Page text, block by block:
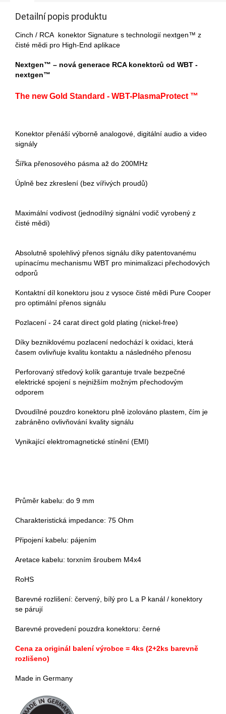
Detailní popis produktu
Cinch / RCA konektor Signature s technologií nextgen™ z
čisté mědi pro High-End aplikace
Nextgen™ – nová generace RCA konektorů od WBT -
nextgen™
The new Gold Standard - WBT-PlasmaProtect ™
Konektor přenáší výborně analogové, digitální audio a video
signály
Šířka přenosového pásma až do 200MHz
Úplně bez zkreslení (bez vířivých proudů)
Maximální vodivost (jednodílný signální vodič vyrobený z
čisté mědi)
Absolutně spolehlivý přenos signálu díky patentovanému
upínacímu mechanismu WBT pro minimalizaci přechodových
odporů
Kontaktní díl konektoru jsou z vysoce čisté mědi Pure Cooper
pro optimální přenos signálu
Pozlacení - 24 carat direct gold plating (nickel-free)
Díky bezniklovému pozlacení nedochází k oxidaci, která
časem ovlivňuje kvalitu kontaktu a následného přenosu
Perforovaný středový kolík garantuje trvale bezpečné
elektrické spojení s nejnižším možným přechodovým
odporem
Dvoudílné pouzdro konektoru plně izolováno plastem, čím je
zabráněno ovlivňování kvality signálu
Vynikající elektromagnetické stínění (EMI)
Průměr kabelu: do 9 mm
Charakteristická impedance: 75 Ohm
Připojení kabelu: pájením
Aretace kabelu: torxním šroubem M4x4
RoHS
Barevné rozlišení: červený, bílý pro L a P kanál / konektory
se párují
Barevné provedení pouzdra konektoru: černé
Cena za originál balení výrobce = 4ks (2+2ks barevně
rozlišeno)
Made in Germany